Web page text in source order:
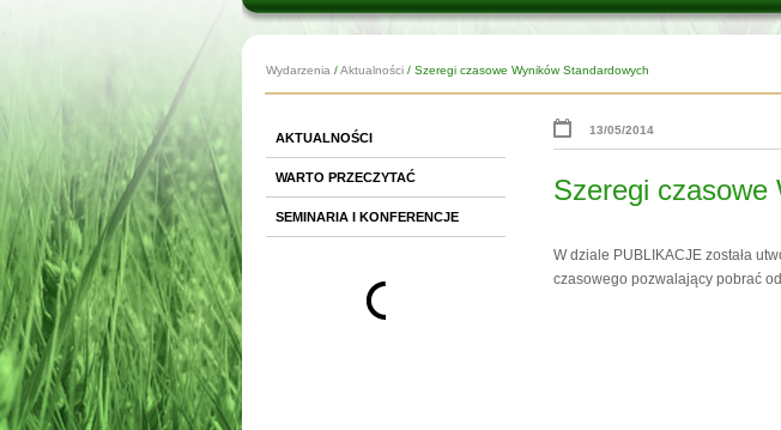
Wydarzenia /Aktualności / Szeregi czasowe Wyników Standardowych
AKTUALNOŚCI
WARTO PRZECZYTAĆ
SEMINARIA I KONFERENCJE
13/05/2014
Szeregi czasowe
W dziale PUBLIKACJE została
czasowego pozwalający pobrać